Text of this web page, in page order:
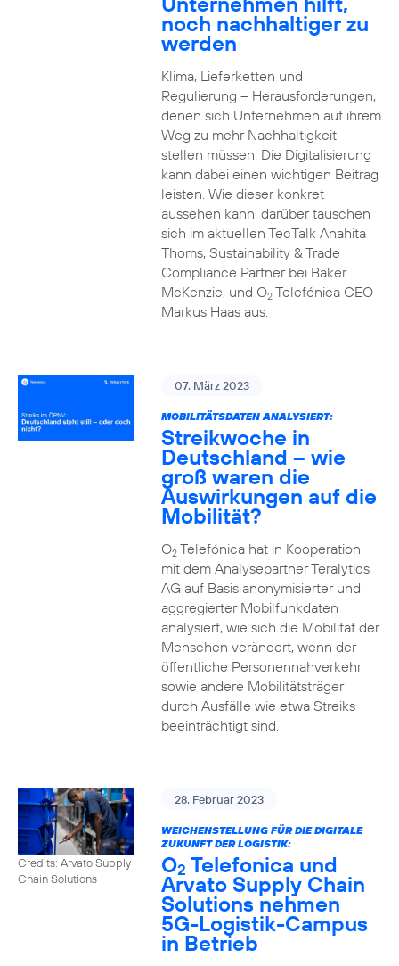
noch nachhaltiger zu
werden
Klima, Lieferketten und
Regulierung – Herausforderungen,
denen sich Unternehmen auf ihrem
Weg zu mehr Nachhaltigkeit
stellen müssen. Die Digitalisierung
kann dabei einen wichtigen Beitrag
leisten. Wie dieser konkret
aussehen kann, darüber tauschen
sich im aktuellen TecTalk Anahita
Thoms, Sustainability & Trade
Compliance Partner bei Baker
McKenzie, und O2Telefónica CEO
Markus Haas aus.
07. März 2023
MOBILITÄTSDATEN ANALYSIERT:
Streikwoche in
Deutschland – wie
groß waren die
Auswirkungen auf die
Mobilität?
O2Telefónica hat in Kooperation
mit dem Analysepartner Teralytics
AG auf Basis anonymisierter und
aggregierter Mobilfunkdaten
analysiert, wie sich die Mobilität der
Menschen verändert, wenn der
öffentliche Personennahverkehr
sowie andere Mobilitätsträger
durch Ausfälle wie etwa Streiks
beeinträchtigt sind.
Credits: Arvato Supply
Chain Solutions
28. Februar 2023
WEICHENSTELLUNG FÜR DIE DIGITALE
ZUKUNFT DER LOGISTIK:
O2 Telefonica und
Arvato Supply Chain
Solutions nehmen
5G-Logistik-Campus
in Betrieb